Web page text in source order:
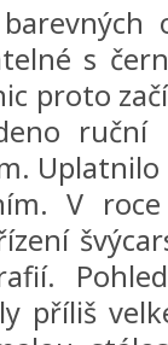
s
proto
ruční
Uplatnilo
V
příliš